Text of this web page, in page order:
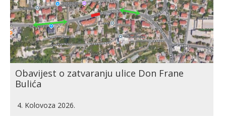
Obavijest o zatvaranju ulice Don Frane
Bulića
4. Kolovoza 2026.